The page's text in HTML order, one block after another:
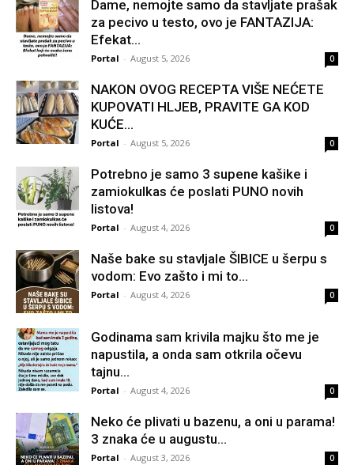
Dame, nemojte samo da stavljate prašak
za pecivo u testo, ovo je FANTAZIJA:
Efekat...
Portal - August 5, 2026 0
NAKON OVOG RECEPTA VIŠE NEĆETE
KUPOVATI HLJEB, PRAVITE GA KOD
KUĆE…
Portal - August 5, 2026 0
Potrebno je samo 3 supene kašike i
zamiokulkas će poslati PUNO novih
listova!
Portal - August 4, 2026 0
Naše bake su stavljale ŠIBICE u šerpu s
vodom: Evo zašto i mi to...
Portal - August 4, 2026 0
Godinama sam krivila majku što me je
napustila, a onda sam otkrila očevu
tajnu...
Portal - August 4, 2026 0
Neko će plivati u bazenu, a oni u parama!
3 znaka će u augustu...
Portal - August 3, 2026 0